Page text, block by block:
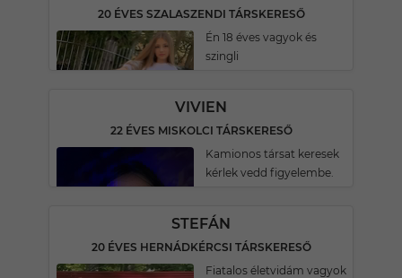
20 ÉVES SZALASZENDI TÁRSKERESŐ
Én 18 éves vagyok és
szingli
VIVIEN
22 ÉVES MISKOLCI TÁRSKERESŐ
Kamionos társat keresek
kérlek vedd figyelembe.
STEFÁN
20 ÉVES HERNÁDKÉRCSI TÁRSKERESŐ
Fiatalos életvidám vagyok